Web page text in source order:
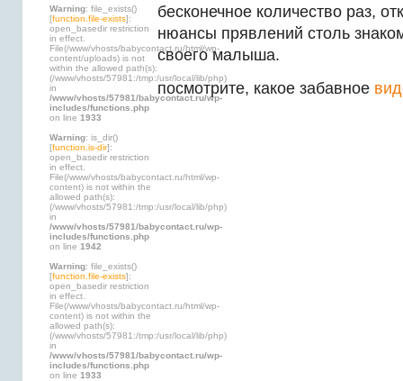
Warning: file_exists()
[function.file-exists]:
open_basedir restriction
in effect.
File(/www/vhosts/babycontact.ru/html/wp-
content/uploads) is not
within the allowed path(s):
(/www/vhosts/57981:/tmp:/usr/local/lib/php)
in
/www/vhosts/57981/babycontact.ru/wp-
includes/functions.php
on line 1933
Warning: is_dir()
[function.is-dir]:
open_basedir restriction
in effect.
File(/www/vhosts/babycontact.ru/html/wp-
content) is not within the
allowed path(s):
(/www/vhosts/57981:/tmp:/usr/local/lib/php)
in
/www/vhosts/57981/babycontact.ru/wp-
includes/functions.php
on line 1942
Warning: file_exists()
[function.file-exists]:
open_basedir restriction
in effect.
File(/www/vhosts/babycontact.ru/html/wp-
content) is not within the
allowed path(s):
(/www/vhosts/57981:/tmp:/usr/local/lib/php)
in
/www/vhosts/57981/babycontact.ru/wp-
includes/functions.php
on line 1933
бесконечное количество раз,
нюансы прявлений столь
своего малыша.
посмотрите, какое забавное